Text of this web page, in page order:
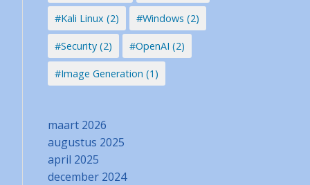
#Kali Linux (2) #Windows (2)
#Security (2) #OpenAI (2)
#Image Generation (1)
maart 2026
augustus 2025
april 2025
december 2024